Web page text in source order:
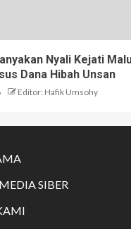
Nyali Kejati
Dana Hibah Unsan
Editor: Hafik Umsohy
SIBER